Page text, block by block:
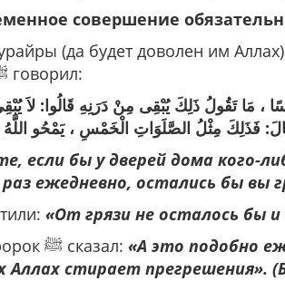
совершение
(да будет доволен им
Аллаха ﷺ говорил:
، مَا تَقُولُ ذَلِكَ يُبْقِى مِنْ دَرَنِهِ قَالُوا: لاَ
فَذَلِكَ مِثْلُ الصَّلَوَاتِ الْخَمْسِ ، يَمْحُو اللَّهُ
если бы у дверей дома кого-
ежедневно, остались бы вы
«От грязи не осталось бы и
Тогда Пророк ﷺ сказал: «А это подобно
Аллах стирает прегрешения».